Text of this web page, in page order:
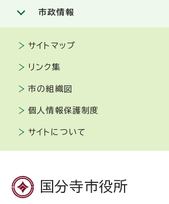
市政情報
サイトマップ
リンク集
市の組織図
個人情報保護制度
サイトについて
国分寺市役所